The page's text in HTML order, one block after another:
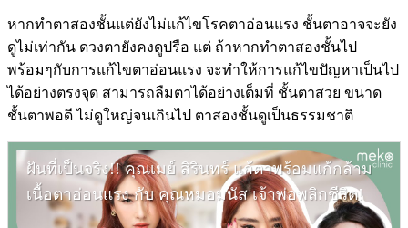
หากทำตาสองชั้นแต่ยังไม่แก้ไขโรคตาอ่อนแรง ชั้นตาอาจจะยัง
ดูไม่เท่ากัน ดวงตายังคงดูปรือ แต่ ถ้าหากทำตาสองชั้นไป
พร้อมๆกับการแก้ไขตาอ่อนแรง จะทำให้การแก้ไขปัญหาเป็นไป
ได้อย่างตรงจุด สามารถลืมตาได้อย่างเต็มที่ ชั้นตาสวย ขนาด
ชั้นตาพอดี ไม่ดูใหญ่จนเกินไป ตาสองชั้นดูเป็นธรรมชาติ
ฝันที่เป็นจริง!! คุณเมย์ สิรินทร์ แก้ตาพร้อมแก้กล้าม
เนื้อตาอ่อนแรง กับ คุณหมอมนัส เจ้าพ่อพลิกชีวิต!